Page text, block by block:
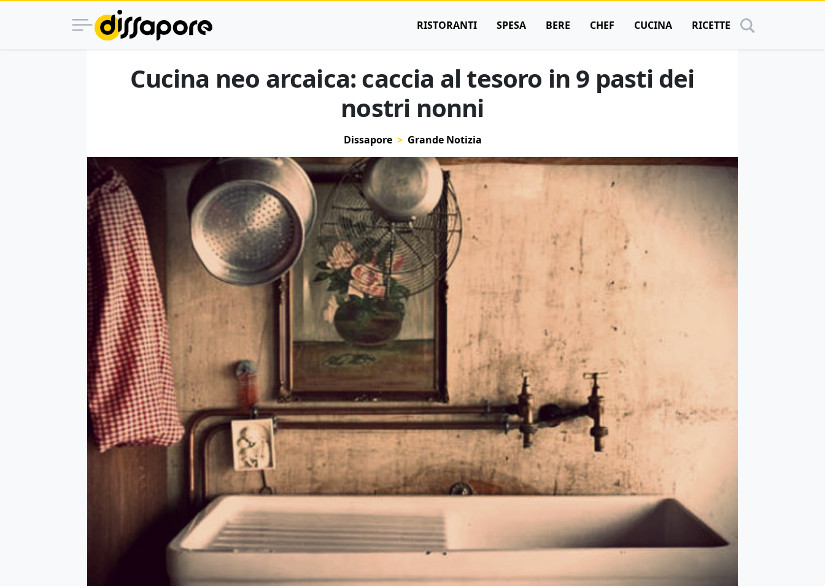
RISTORANTI SPESA BERE CHEF CUCINA RICETTE
Cucina neo arcaica: caccia al tesoro in 9 pasti dei
nostri nonni
Dissapore Grande Notizia